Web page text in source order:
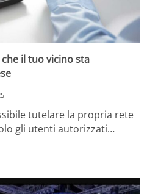
che il tuo vicino sta
tutelare la propria rete
gli utenti autorizzati…